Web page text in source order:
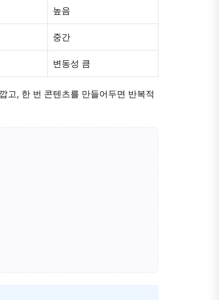
높음
중간
변동성 큼
고, 한 번 콘텐츠를 만들어두면 반복적